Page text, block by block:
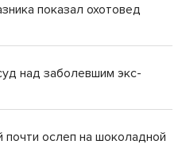
показал охотовед
над заболевшим экс-
ослеп на шоколадной